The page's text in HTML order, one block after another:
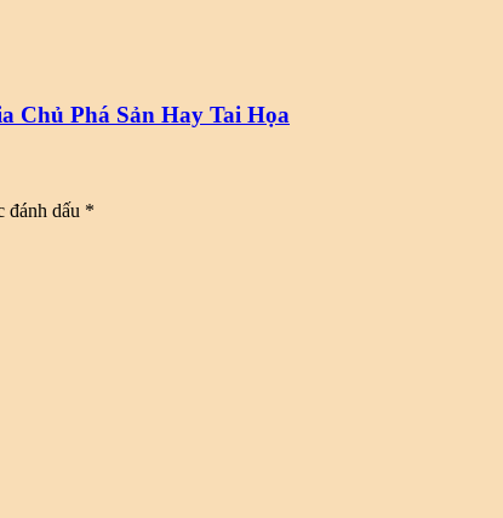
Chủ Phá Sản Hay Tai Họa
đánh dấu *